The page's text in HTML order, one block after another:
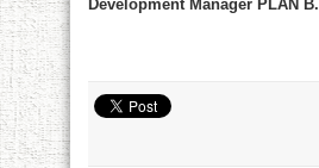
Development Manager PLAN B.